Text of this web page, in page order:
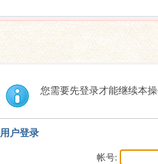
您需要先登录才能继续本
用户登录
帐号: